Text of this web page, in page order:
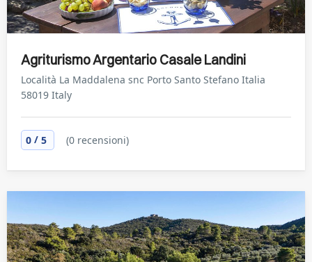
Agriturismo Argentario Casale Landini
Località La Maddalena snc Porto Santo Stefano Italia
58019 Italy
0 / 5 (0 recensioni)